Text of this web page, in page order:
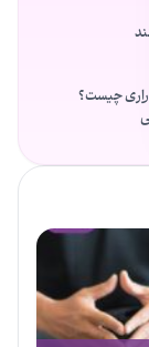
چیست؟